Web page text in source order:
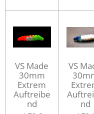
VS Made
30mm
Extrem
Auftreibe
nd
VS
nd